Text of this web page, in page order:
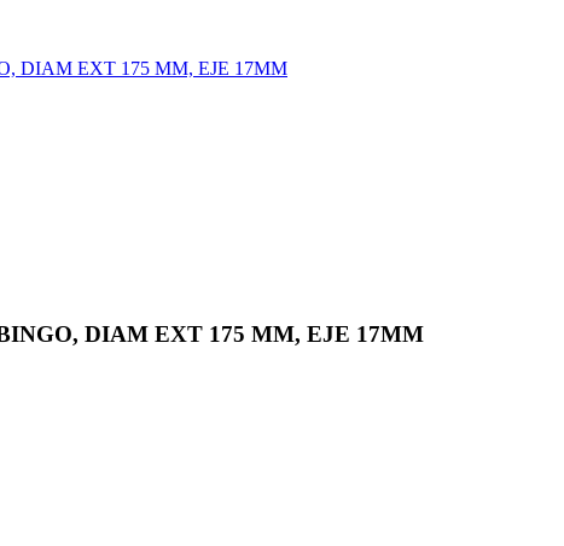
DIAM EXT 175 MM, EJE 17MM
DIAM EXT 175 MM, EJE 17MM